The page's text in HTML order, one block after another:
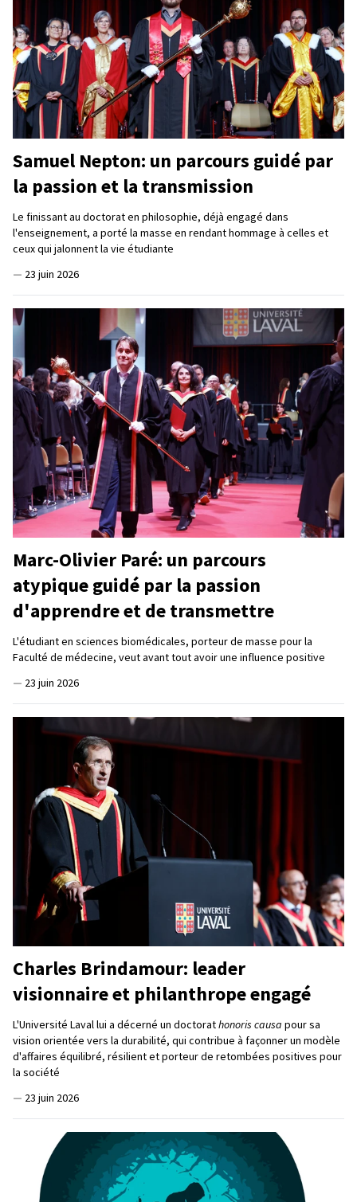
Samuel Nepton: un parcours guidé par
la passion et la transmission
Le finissant au doctorat en philosophie, déjà engagé dans
l'enseignement, a porté la masse en rendant hommage à celles et
ceux qui jalonnent la vie étudiante
— 23 juin 2026
Marc-Olivier Paré: un parcours
atypique guidé par la passion
d'apprendre et de transmettre
L'étudiant en sciences biomédicales, porteur de masse pour la
Faculté de médecine, veut avant tout avoir une influence positive
— 23 juin 2026
Charles Brindamour: leader
visionnaire et philanthrope engagé
L'Université Laval lui a décerné un doctorathonoris causa pour sa
vision orientée vers la durabilité, qui contribue à façonner un modèle
d'affaires équilibré, résilient et porteur de retombées positives pour
la société
— 23 juin 2026